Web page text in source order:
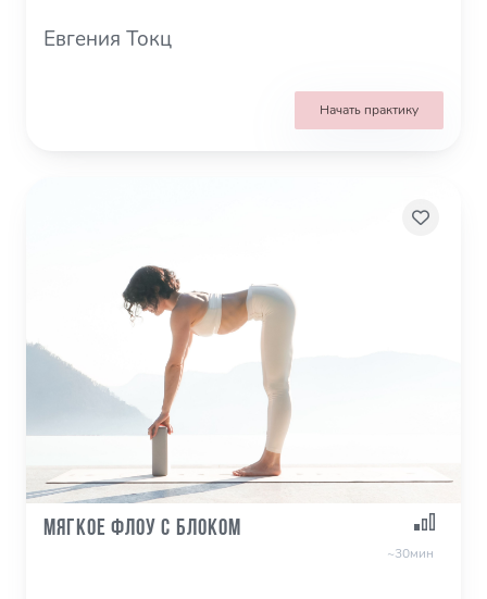
Евгения Токц
Начать практику
Мягкое флоу с блоком
~30мин